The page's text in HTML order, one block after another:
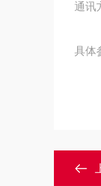
通讯
具体